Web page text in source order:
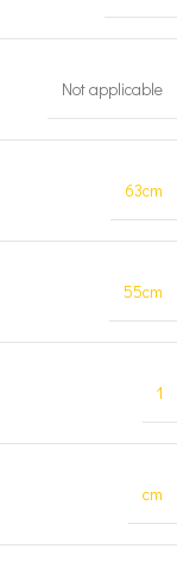
Not applicable
63cm
55cm
1
cm